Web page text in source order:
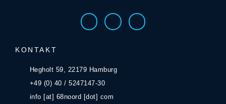
KONTAKT
Hegholt 59, 22179 Hamburg
+49 (0) 40 / 5247147-30
info [at] 68noord [dot] com